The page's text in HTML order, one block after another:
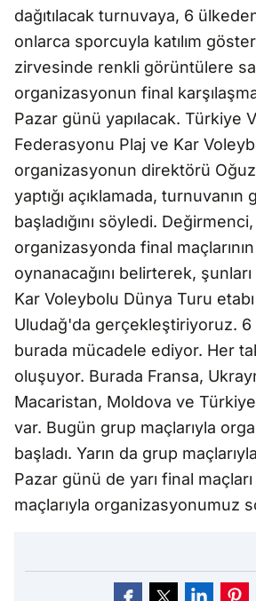
dağıtılacak turnuvaya, 6
onlarca sporcuyla katılım
zirvesinde renkli görüntülere
organizasyonun final
Pazar günü yapılacak. Türkiye
Federasyonu Plaj ve Kar
organizasyonun direktörü
yaptığı açıklamada, turnuvanın
başladığını söyledi.
organizasyonda final
oynanacağını belirterek,
Kar Voleybolu Dünya Turu
Uludağ'da gerçekleştiriyoruz. 6
burada mücadele ediyor. Her
oluşuyor. Burada Fransa,
Macaristan, Moldova ve
var. Bugün grup maçlarıyla
başladı. Yarın da grup
Pazar günü de yarı final
maçlarıyla organizasyonumuz